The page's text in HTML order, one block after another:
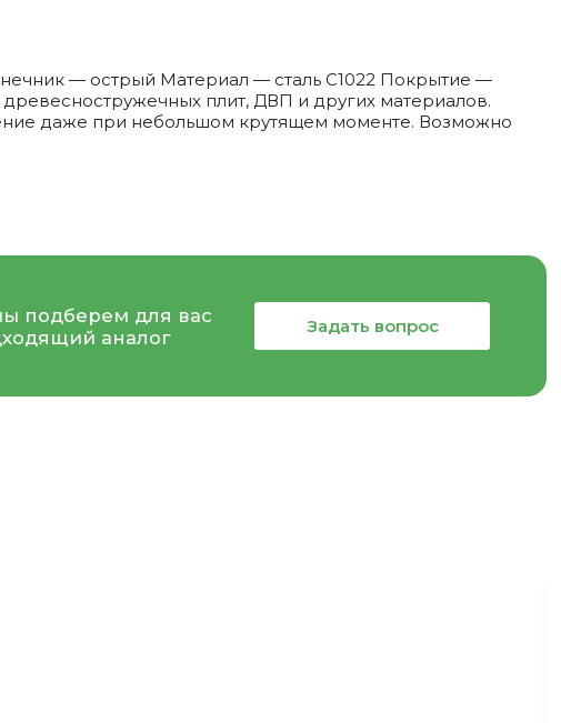
— острый Материал — сталь С1022 Покрытие —
плит, ДВП и других материалов.
даже при небольшом крутящем моменте. Возможно
подберем для вас
аналог
Задать вопрос